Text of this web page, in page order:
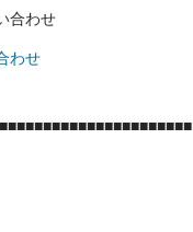
合わせ
わせ